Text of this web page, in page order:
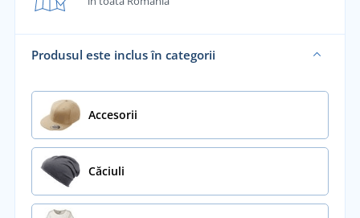
Produsul este inclus în categorii
Accesorii
Căciuli